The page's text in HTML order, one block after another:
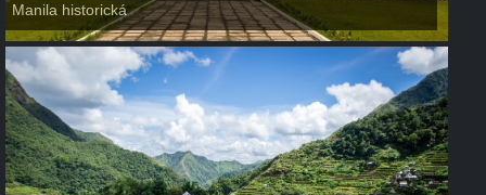
Manila historická